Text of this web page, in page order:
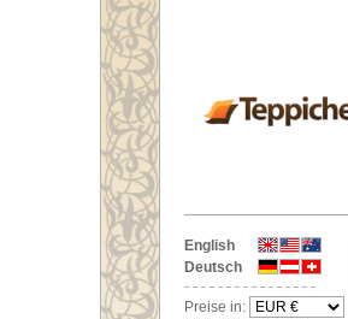
English
Deutsch
Preise in: